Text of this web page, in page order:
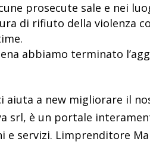
prosecute sale e nei
di rifiuto della violenza
abbiamo terminato
a new migliorare il
srl, è un portale
servizi. Limprenditore